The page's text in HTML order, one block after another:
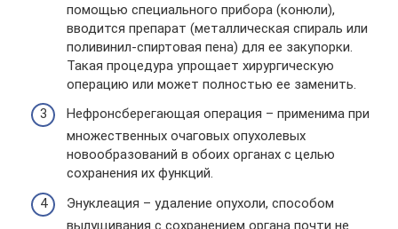
помощью специального прибора (конюли),
вводится препарат (металлическая спираль или
поливинил-спиртовая пена) для ее закупорки.
Такая процедура упрощает хирургическую
операцию или может полностью ее заменить.
Нефронсберегающая операция – применима при
множественных очаговых опухолевых
новообразований в обоих органах с целью
сохранения их функций.
Энуклеация – удаление опухоли, способом
вылущивания с сохранением органа почти не